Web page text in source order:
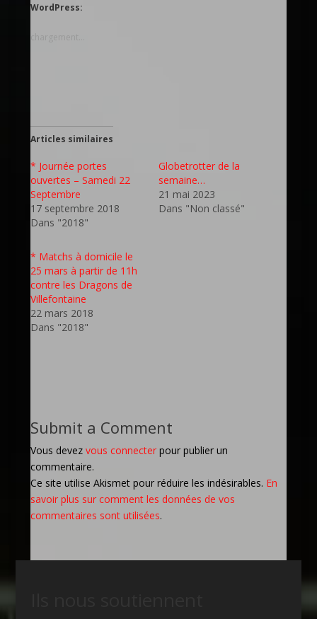
WordPress:
Articles similaires
* Journée portes
ouvertes – Samedi 22
Septembre
17 septembre 2018
Dans "2018"
Globetrotter de la
semaine…
21 mai 2023
Dans "Non classé"
* Matchs à domicile le
25 mars à partir de 11h
contre les Dragons de
Villefontaine
22 mars 2018
Dans "2018"
Submit a Comment
Vous devez vous connecterpour publier un
commentaire.
Ce site utilise Akismet pour réduire les indésirables. En
savoir plus sur comment les données de vos
commentaires sont utilisées.